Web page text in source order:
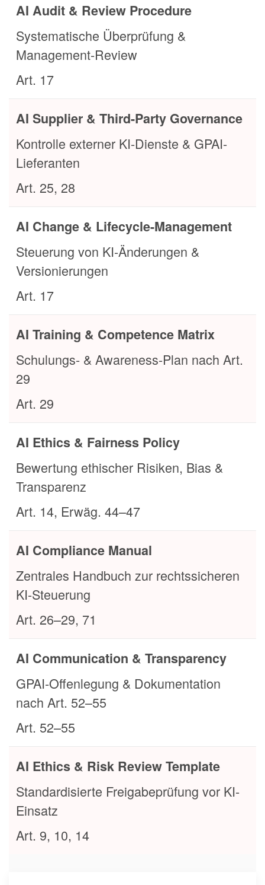
AI Audit & Review Procedure
Systematische Überprüfung &
Management-Review
Art. 17
AI Supplier & Third-Party Governance
Kontrolle externer KI-Dienste & GPAI-
Lieferanten
Art. 25, 28
AI Change & Lifecycle-Management
Steuerung von KI-Änderungen &
Versionierungen
Art. 17
AI Training & Competence Matrix
Schulungs- & Awareness-Plan nach Art.
29
Art. 29
AI Ethics & Fairness Policy
Bewertung ethischer Risiken, Bias &
Transparenz
Art. 14, Erwäg. 44–47
AI Compliance Manual
Zentrales Handbuch zur rechtssicheren
KI-Steuerung
Art. 26–29, 71
AI Communication & Transparency
GPAI-Offenlegung & Dokumentation
nach Art. 52–55
Art. 52–55
AI Ethics & Risk Review Template
Standardisierte Freigabeprüfung vor KI-
Einsatz
Art. 9, 10, 14